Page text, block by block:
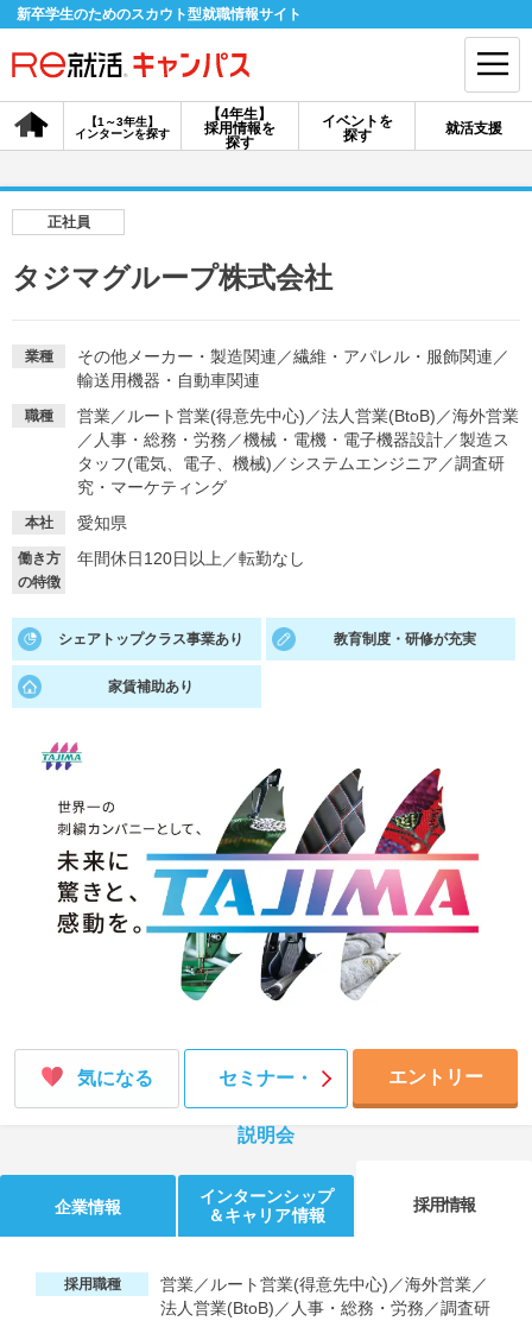
新卒学生のためのスカウト型就職情報サイト
【4年生】
採用情報を
探す
【1～3年生】
インターンを探す
イベントを
探す
就活支援
会員登録 ログイン
採用情報を探す
説明会を探す
インターンを探す
イベントを探す スカウト お知らせ
就活ノウハウ・サポート
適職診断
あなたに合う仕事を診断！
就活チャンネル
就活ニュースペーパー
不明点があればこちら
正社員
タジマグループ株式会社
業種 その他メーカー・製造関連 ／繊維・アパレル・服飾関連 ／
輸送用機器・自動車関連
職種 営業／ ルート営業(得意先中心) ／法人営業(BtoB) ／海外営業
／ 人事・総務・労務 ／機械・電機・電子機器設計／製造ス
タッフ(電気、電子、機械) ／システムエンジニア ／調査研
究・マーケティング
本社 愛知県
働き方
の特徴
年間休日120日以上 ／転勤なし
シェアトップクラス事業あり 教育制度・研修が充実
家賃補助あり
気になる セミナー・
説明会
エントリー
企業情報
インターンシップ
＆キャリア情報
採用情報
採用職種
営業／ルート営業(得意先中心)／海外営業／
法人営業(BtoB)／人事・総務・労務／調査研